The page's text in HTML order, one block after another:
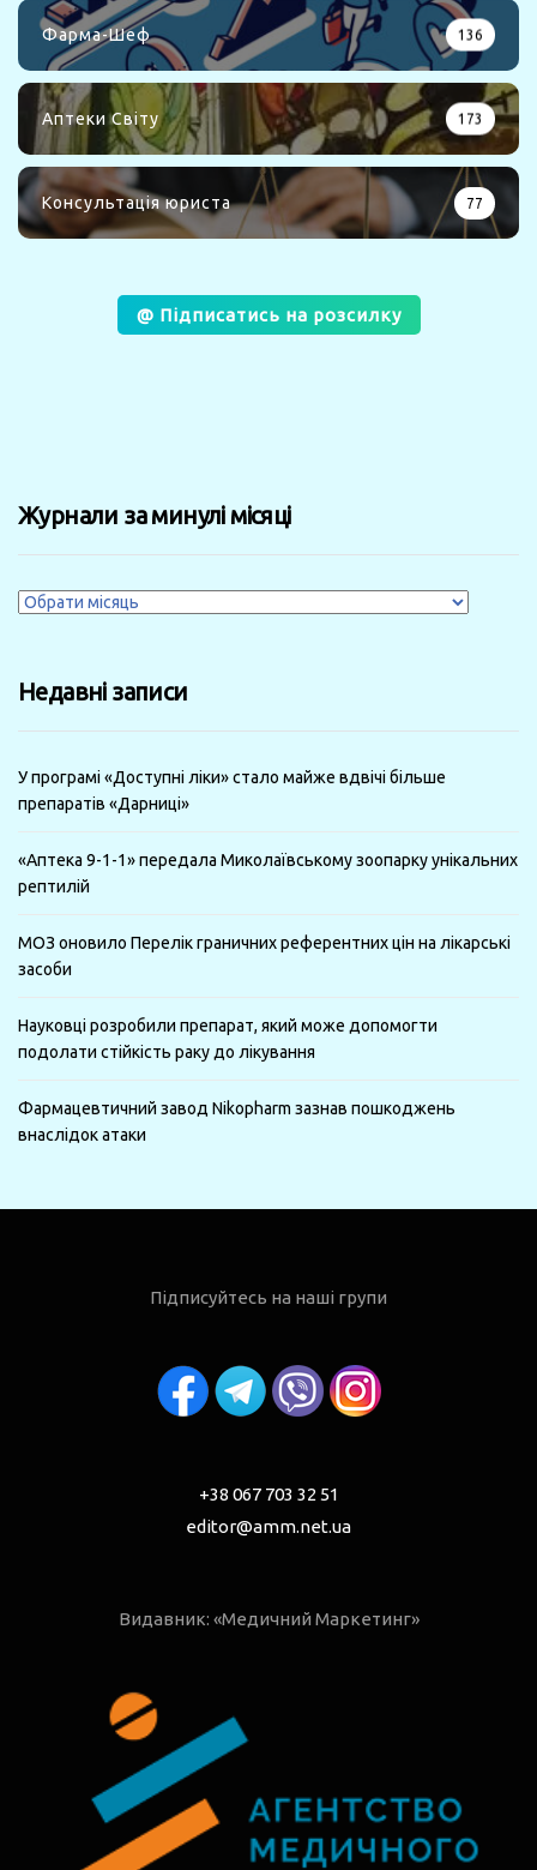
Фарма-Шеф 136
Аптеки Світу 173
Консультація юриста 77
@ Підписатись на розсилку
Журнали за минулі місяці
Журнали
місяці
Недавні записи
У програмі «Доступні ліки» стало майже вдвічі більше
препаратів «Дарниці»
«Аптека 9-1-1» передала Миколаївському зоопарку унікальних
рептилій
МОЗ оновило Перелік граничних референтних цін на лікарські
засоби
Науковці розробили препарат, який може допомогти
подолати стійкість раку до лікування
Фармацевтичний завод Nikopharm зазнав пошкоджень
внаслідок атаки
Підписуйтесь на наші групи
+38 067 703 32 51
editor@amm.net.ua
Видавник: «Медичний Маркетинг»